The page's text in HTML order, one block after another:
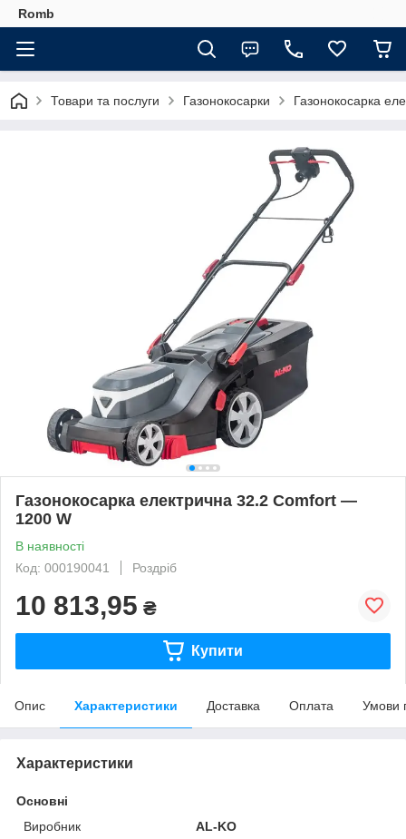
Romb
Товари та послуги Газонокосарки Газонокосарка
Газонокосарка електрична 32.2 Comfort —
1200 W
В наявності
Код: 000190041
Роздріб
10 813,95 ₴
Купити
Опис Характеристики Доставка Оплата Умови
Характеристики
Основні
Виробник
AL-KO